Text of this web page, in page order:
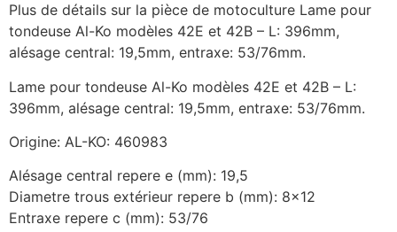
Plus de détails sur la pièce de motoculture Lame pour
tondeuse Al-Ko modèles 42E et 42B – L: 396mm,
alésage central: 19,5mm, entraxe: 53/76mm.
Lame pour tondeuse Al-Ko modèles 42E et 42B – L:
396mm, alésage central: 19,5mm, entraxe: 53/76mm.
Origine: AL-KO: 460983
Alésage central repere e (mm): 19,5
Diametre trous extérieur repere b (mm): 8×12
Entraxe repere c (mm): 53/76